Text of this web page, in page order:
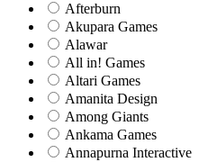
Afterburn
Akupara Games
Alawar
All in! Games
Altari Games
Amanita Design
Among Giants
Ankama Games
Annapurna Interactive